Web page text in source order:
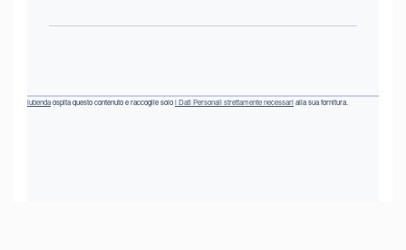
iubendaospita questo contenuto e raccoglie soloi Dati Personali strettamente necessarialla sua fornitura.